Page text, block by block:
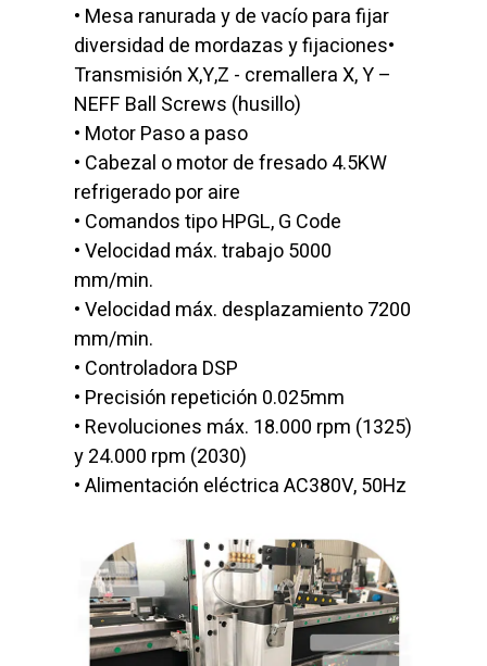
• Mesa ranurada y de vacío para fijar
diversidad de mordazas y fijaciones•
Transmisión X,Y,Z - cremallera X, Y –
NEFF Ball Screws (husillo)
• Motor Paso a paso
• Cabezal o motor de fresado 4.5KW
refrigerado por aire
• Comandos tipo HPGL, G Code
• Velocidad máx. trabajo 5000
mm/min.
• Velocidad máx. desplazamiento 7200
mm/min.
• Controladora DSP
• Precisión repetición 0.025mm
• Revoluciones máx. 18.000 rpm (1325)
y 24.000 rpm (2030)
• Alimentación eléctrica AC380V, 50Hz